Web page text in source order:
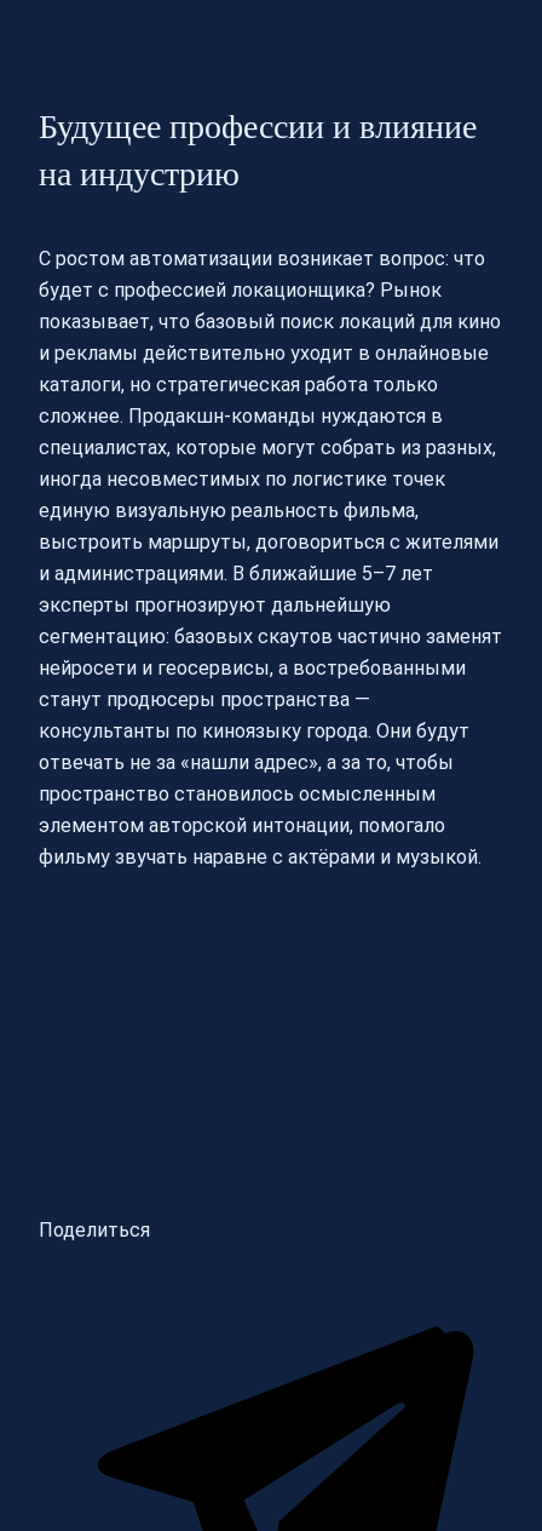
Будущее профессии и влияние
на индустрию
С ростом автоматизации возникает вопрос: что
будет с профессией локационщика? Рынок
показывает, что базовый поиск локаций для кино
и рекламы действительно уходит в онлайновые
каталоги, но стратегическая работа только
сложнее. Продакшн‑команды нуждаются в
специалистах, которые могут собрать из разных,
иногда несовместимых по логистике точек
единую визуальную реальность фильма,
выстроить маршруты, договориться с жителями
и администрациями. В ближайшие 5–7 лет
эксперты прогнозируют дальнейшую
сегментацию: базовых скаутов частично заменят
нейросети и геосервисы, а востребованными
станут продюсеры пространства —
консультанты по киноязыку города. Они будут
отвечать не за «нашли адрес», а за то, чтобы
пространство становилось осмысленным
элементом авторской интонации, помогало
фильму звучать наравне с актёрами и музыкой.
Поделиться